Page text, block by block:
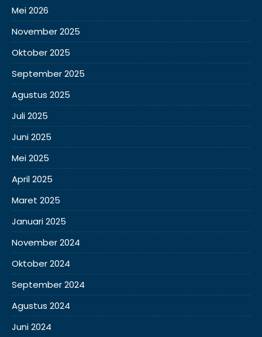
Mei 2026
November 2025
Oktober 2025
September 2025
Agustus 2025
Juli 2025
Juni 2025
Mei 2025
April 2025
Maret 2025
Januari 2025
November 2024
Oktober 2024
September 2024
Agustus 2024
Juni 2024